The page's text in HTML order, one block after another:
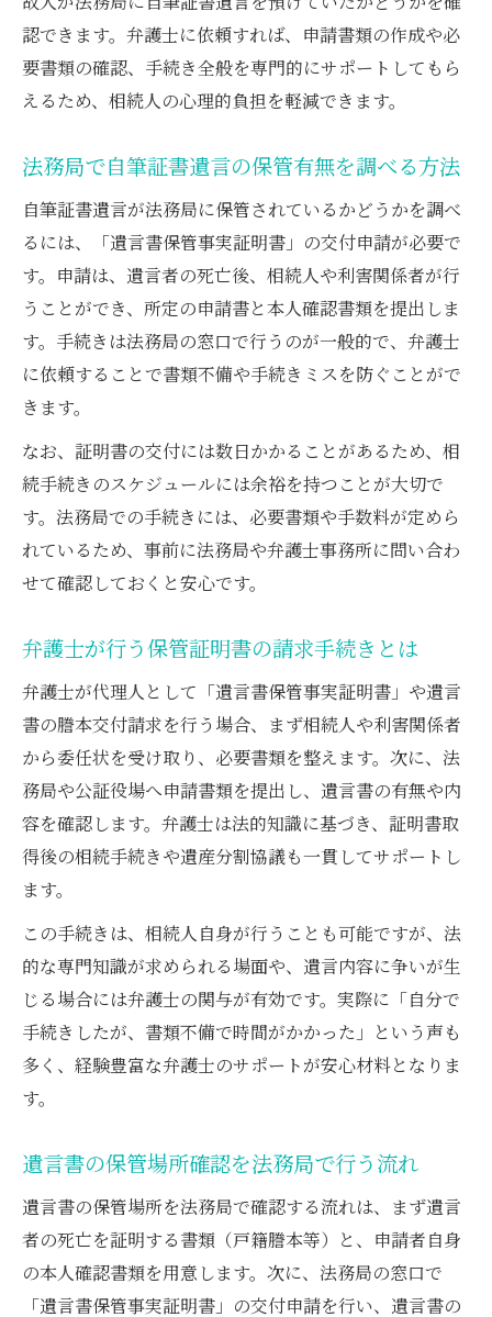
認できます。弁護士に依頼すれば、申請書類の作成や必
要書類の確認、手続き全般を専門的にサポートしてもら
えるため、相続人の心理的負担を軽減できます。
法務局で自筆証書遺言の保管有無を調べる方法
自筆証書遺言が法務局に保管されているかどうかを調べ
るには、「遺言書保管事実証明書」の交付申請が必要で
す。申請は、遺言者の死亡後、相続人や利害関係者が行
うことができ、所定の申請書と本人確認書類を提出しま
す。手続きは法務局の窓口で行うのが一般的で、弁護士
に依頼することで書類不備や手続きミスを防ぐことがで
きます。
なお、証明書の交付には数日かかることがあるため、相
続手続きのスケジュールには余裕を持つことが大切で
す。法務局での手続きには、必要書類や手数料が定めら
れているため、事前に法務局や弁護士事務所に問い合わ
せて確認しておくと安心です。
弁護士が行う保管証明書の請求手続きとは
弁護士が代理人として「遺言書保管事実証明書」や遺言
書の謄本交付請求を行う場合、まず相続人や利害関係者
から委任状を受け取り、必要書類を整えます。次に、法
務局や公証役場へ申請書類を提出し、遺言書の有無や内
容を確認します。弁護士は法的知識に基づき、証明書取
得後の相続手続きや遺産分割協議も一貫してサポートし
ます。
この手続きは、相続人自身が行うことも可能ですが、法
的な専門知識が求められる場面や、遺言内容に争いが生
じる場合には弁護士の関与が有効です。実際に「自分で
手続きしたが、書類不備で時間がかかった」という声も
多く、経験豊富な弁護士のサポートが安心材料となりま
す。
遺言書の保管場所確認を法務局で行う流れ
遺言書の保管場所を法務局で確認する流れは、まず遺言
者の死亡を証明する書類（戸籍謄本等）と、申請者自身
の本人確認書類を用意します。次に、法務局の窓口で
「遺言書保管事実証明書」の交付申請を行い、遺言書の